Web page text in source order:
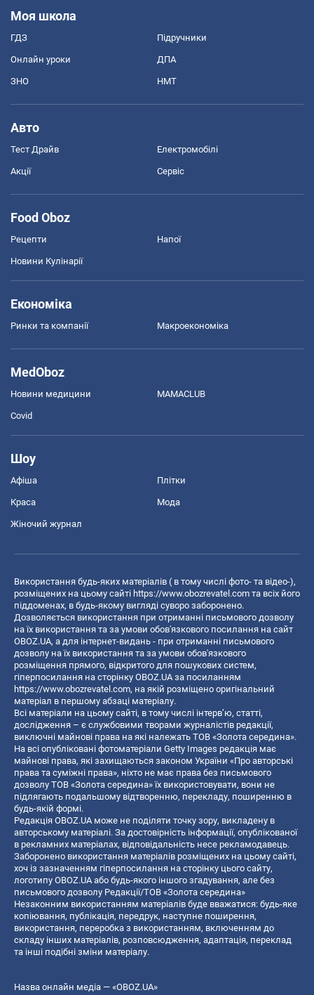
Моя школа
ГДЗ Підручники
Онлайн уроки ДПА
ЗНО НМТ
Авто
Тест Драйв Електромобілі
Акції Сервіс
Food Oboz
Рецепти Напої
Новини Кулінарії
Економіка
Ринки та компанії Макроекономіка
MedOboz
Новини медицини MAMACLUB
Covid
Шоу
Афіша Плітки
Краса Мода
Жіночий журнал
Використання будь-яких матеріалів ( в тому числі фото- та відео-),
розміщених на цьому сайті https://www.obozrevatel.com та всіх його
піддоменах, в будь-якому вигляді суворо заборонено.
Дозволяється використання при отриманні письмового дозволу
на їх використання та за умови обов'язкового посилання на сайт
OBOZ.UA, а для інтернет-видань - при отриманні письмового
дозволу на їх використання та за умови обов'язкового
розміщення прямого, відкритого для пошукових систем,
гіперпосилання на сторінку OBOZ.UA за посиланням
https://www.obozrevatel.com, на якій розміщено оригінальний
матеріал в першому абзаці матеріалу.
Всі матеріали на цьому сайті, в тому числі інтерв’ю, статті,
дослідження – є службовими творами журналістів редакції,
виключні майнові права на які належать ТОВ «Золота середина».
На всі опубліковані фотоматеріали Getty Images редакція має
майнові права, які захищаються законом України «Про авторські
права та суміжні права», ніхто не має права без письмового
дозволу ТОВ «Золота середина» їх використовувати, вони не
підлягають подальшому відтворенню, перекладу, поширенню в
будь-якій формі.
Редакція OBOZ.UA може не поділяти точку зору, викладену в
авторському матеріалі. За достовірність інформації, опублікованої
в рекламних матеріалах, відповідальність несе рекламодавець.
Заборонено використання матеріалів розміщених на цьому сайті,
хоч із зазначенням гіперпосилання на сторінку цього сайту,
логотипу OBOZ.UA або будь-якого іншого згадування, але без
письмового дозволу Редакції/ТОВ «Золота середина»
Незаконним використанням матеріалів буде вважатися: будь-яке
копiювання, публiкацiя, передрук, наступне поширення,
використання, переробка з використанням, включенням до
складу інших матеріалів, розповсюдження, адаптація, переклад
та інші подібні зміни матеріалу.
Назва онлайн медіа — «OBOZ.UA»